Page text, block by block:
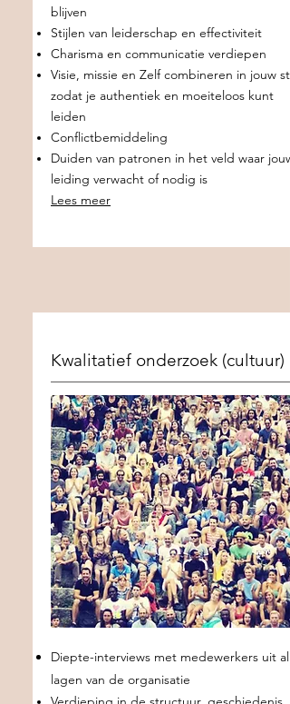
blijven
Stijlen van leiderschap en effectiviteit
Charisma en communicatie verdiepen
Visie, missie en Zelf combineren in jouw stijl
zodat je authentiek en moeiteloos kunt
leiden
Conflictbemiddeling
Duiden van patronen in het veld waar jouw
leiding verwacht of nodig is
Lees meer
Kwalitatief onderzoek (cultuur)
Diepte-interviews met medewerkers uit alle
lagen van de organisatie